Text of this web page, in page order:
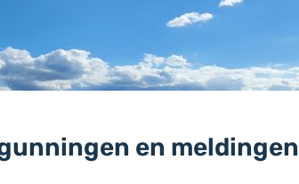
en meldingen